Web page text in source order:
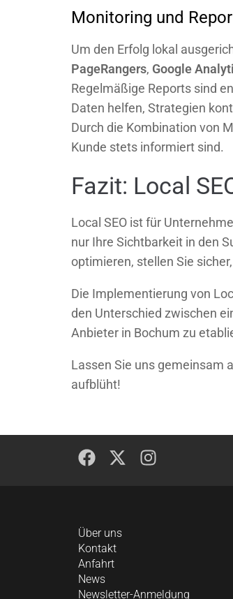
Monitoring und
Um den Erfolg lokal
PageRangers, Google
Regelmäßige Reports sind
Daten helfen, Strategien
Durch die Kombination von
Kunde stets informiert sind.
Fazit: Local
Local SEO ist für
nur Ihre Sichtbarkeit in den
optimieren, stellen Sie
Die Implementierung von
den Unterschied zwischen
Anbieter in Bochum zu
Lassen Sie uns gemeinsam
aufblüht!
Über uns
Kontakt
Anfahrt
News
Newsletter-Anmeldung